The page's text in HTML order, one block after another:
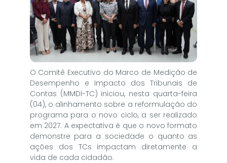
O Comitê Executivo do Marco de Medição de
Desempenho e Impacto dos Tribunais de
Contas (MMDI-TC) iniciou, nesta quarta-feira
(04), o alinhamento sobre a reformulação do
programa para o novo ciclo, a ser realizado
em 2027. A expectativa é que o novo formato
demonstre para a sociedade o quanto as
ações dos TCs impactam diretamente a
vida de cada cidadão.